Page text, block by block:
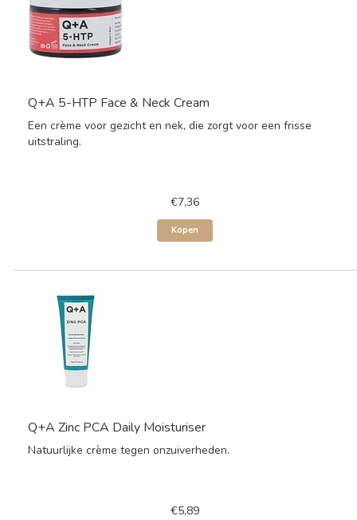
Q+A 5-HTP Face & Neck Cream
Een crème voor gezicht en nek, die zorgt voor een frisse
uitstraling.
€7,36
Kopen
Q+A Zinc PCA Daily Moisturiser
Natuurlijke crème tegen onzuiverheden.
€5,89